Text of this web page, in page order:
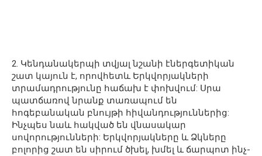
2. Կենդանակերպի տվյալ նշանի էներգետիկան
շատ կայուն է, որովհետև Երկվորյակների
տրամադրությունը հաճախ է փոխվում: Սրա
պատճառով նրանք տառապում են
հոգեբանական բնույթի հիվանդություններից:
Ինչպես նաև հակված են վնասակար
սովորությունների: Երկվորյակները և Ձկները
բոլորից շատ են սիրում ծխել, խմել և ճարպոտ ինչ-